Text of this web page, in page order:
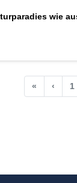
wie
« ‹ 1